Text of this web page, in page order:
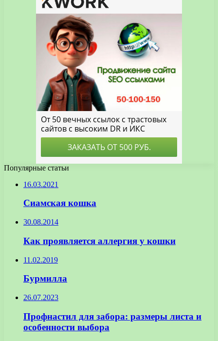
Популярные статьи
16.03.2021
Сиамская кошка
30.08.2014
Как проявляется аллергия у кошки
11.02.2019
Бурмилла
26.07.2023
Профнастил для забора: размеры листа и
особенности выбора